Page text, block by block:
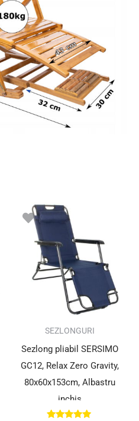
SEZLONGURI
Sezlong pliabil SERSIMO
GC12, Relax Zero Gravity,
80x60x153cm, Albastru
inchis